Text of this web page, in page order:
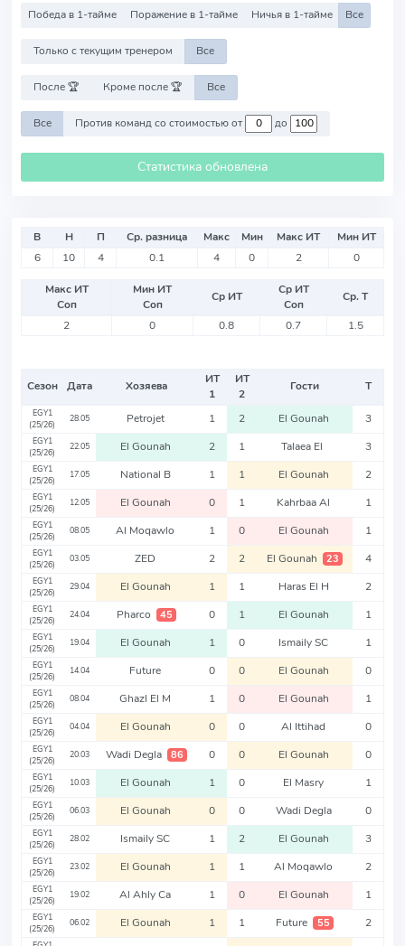
Победа в 1-тайме Поражение в 1-тайме Ничья в 1-тайме Все
Только с текущим тренером Все
После 🏆 Кроме после 🏆 Все
Все Против команд со стоимостью от до
Статистика обновлена
В Н П Ср. разница Макс Мин Макс ИТ
Мин ИТ
6
10 4 0.1 4 0 2 0
Макс ИТ
Соп
Мин ИТ
Соп
Ср ИТ
Ср ИТ
Соп
Ср. Т
2
0 0.8 0.7 1.5
Сезон Дата Хозяева
ИТ
1
ИТ
2
Гости Т
EGY1
(25/26)
28.05 Petrojet 1 2 El Gounah 3
EGY1
(25/26)
22.05 El Gounah 2 1 Talaea El 3
EGY1
(25/26)
17.05 National B 1 1 El Gounah 2
EGY1
(25/26)
12.05 El Gounah 0 1 Kahrbaa Al 1
EGY1
(25/26)
08.05 Al Moqawlo 1 0 El Gounah 1
EGY1
(25/26)
03.05 ZED 2 2 El Gounah 23 4
EGY1
(25/26)
29.04 El Gounah 1 1 Haras El H 2
EGY1
(25/26)
24.04 Pharco 45 0 1 El Gounah 1
EGY1
(25/26)
19.04 El Gounah 1 0 Ismaily SC 1
EGY1
(25/26)
14.04 Future 0 0 El Gounah 0
EGY1
(25/26)
08.04 Ghazl El M 1 0 El Gounah 1
EGY1
(25/26)
04.04 El Gounah 0 0 Al Ittihad 0
EGY1
(25/26)
20.03 Wadi Degla 86 0 0 El Gounah 0
EGY1
(25/26)
10.03 El Gounah 1 0 El Masry 1
EGY1
(25/26)
06.03 El Gounah 0 0 Wadi Degla 0
EGY1
(25/26)
28.02 Ismaily SC 1 2 El Gounah 3
EGY1
(25/26)
23.02 El Gounah 1 1 Al Moqawlo 2
EGY1
(25/26)
19.02 Al Ahly Ca 1 0 El Gounah 1
EGY1
(25/26)
06.02 El Gounah 1 1 Future 55 2